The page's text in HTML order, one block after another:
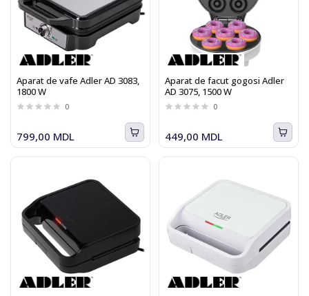
Aparat de vafe Adler AD 3083,
1800 W
0
799,00 MDL
Aparat de facut gogosi Adler
AD 3075, 1500 W
0
449,00 MDL